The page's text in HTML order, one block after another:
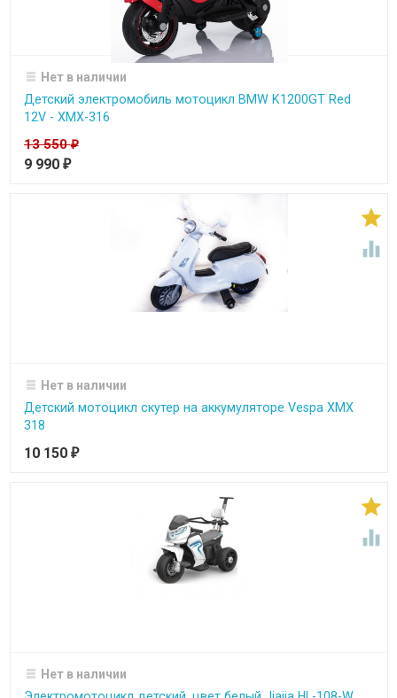
Нет в наличии
Детский электромобиль мотоцикл BMW K1200GT Red
12V - XMX-316
13 550₽
9 990 ₽


Нет в наличии
Детский мотоцикл скутер на аккумуляторе Vespa XMX
318
10 150 ₽


Нет в наличии